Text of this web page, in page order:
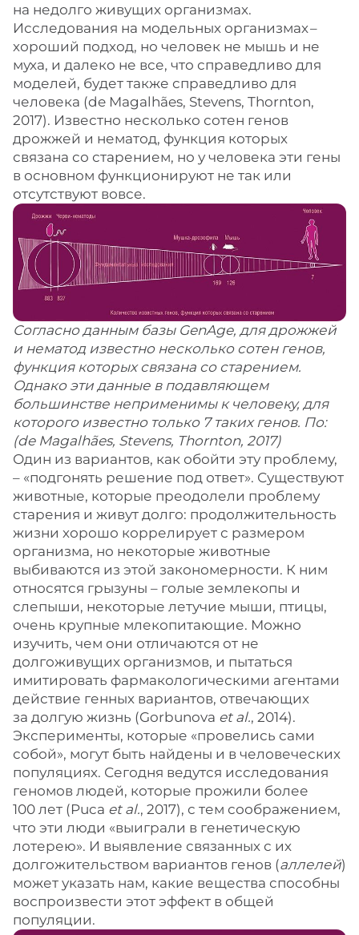
на недолго живущих организмах.
Исследования на модельных организмах – ​
хороший подход, но человек не мышь и не
муха, и далеко не все, что справедливо для
моделей, будет также справедливо для
человека (de Magalhães, Stevens, Thornton,
2017). Известно несколько сотен генов
дрожжей и нематод, функция которых
связана со старением, но у человека эти гены
в основном функционируют не так или
отсутствуют вовсе.
Согласно данным базы GenAge, для дрожжей
и нематод известно несколько сотен генов,
функция которых связана со старением.
Однако эти данные в подавляющем
большинстве неприменимы к человеку, для
которого известно только 7 таких генов. По:
(de Magalhães, Stevens, Thornton, 2017)
Один из вариантов, как обойти эту проблему,
– «подгонять решение под ответ». Существуют
животные, которые преодолели проблему
старения и живут долго: продолжительность
жизни хорошо коррелирует с размером
организма, но некоторые животные
выбиваются из этой закономерности. К ним
относятся грызуны – голые землекопы и
слепыши, некоторые летучие мыши, птицы,
очень крупные млекопитающие. Можно
изучить, чем они отличаются от не
долгоживущих организмов, и пытаться
имитировать фармакологическими агентами
действие генных вариантов, отвечающих
за долгую жизнь (Gorbunova et al., 2014).
Эксперименты, которые «провелись сами
собой», могут быть найдены и в человеческих
популяциях. Сегодня ведутся исследования
геномов людей, которые прожили более
100 лет (Puca et al., 2017), с тем соображением,
что эти люди «выиграли в генетическую
лотерею». И выявление связанных с их
долгожительством вариантов генов (аллелей)
может указать нам, какие вещества способны
воспроизвести этот эффект в общей
популяции.